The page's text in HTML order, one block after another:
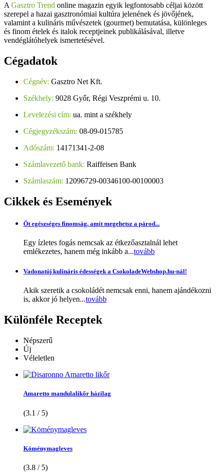
A Gasztro Trend online magazin egyik legfontosabb céljai között
szerepel a hazai gasztronómiai kultúra jelenének és jövőjének,
valamint a kulináris művészetek (gourmet) bemutatása, különleges
és finom ételek és italok receptjeinek publikálásával, illetve
vendéglátóhelyek ismertetésével.
Cégadatok
Cégnév: Gasztro Net Kft.
Székhely: 9028 Győr, Régi Veszprémi u. 10.
Levelezési cím: ua. mint a székhely
Cégjegyzékszám: 08-09-015785
Adószám: 14171341-2-08
Számlavezető bank: Raiffeisen Bank
Számlaszám: 12096729-00346100-00100003
Cikkek és Események
Öt egészséges finomság, amit megehetsz a párod...
Egy ízletes fogás nemcsak az étkezőasztalnál lehet
emlékezetes, hanem még inkább a...tovább
Vadonatúj kulináris édességek a CsokoladeWebshop.hu-nál!
Akik szeretik a csokoládét nemcsak enni, hanem ajándékozni
is, akkor jó helyen...tovább
Különféle Receptek
Népszerű
Új
Véleletlen
Amaretto mandulalikőr házilag
(3.1 / 5)
Köménymagleves
(3.8 / 5)